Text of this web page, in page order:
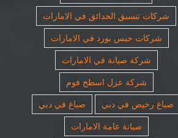
شركات تنسيق الحدائق في الامارات
شركات جبس بورد في الامارات
شركة صيانة في الامارات
شركة عزل اسطح فوم
صباغ رخيص في دبي
صباغ في دبي
صيانة عامة الامارات